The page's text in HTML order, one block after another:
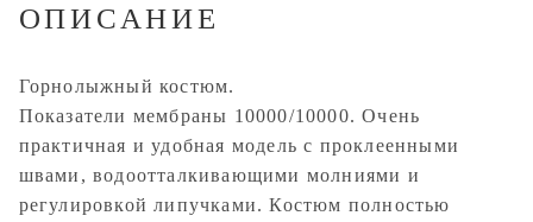
ОПИСАНИЕ
Горнолыжный костюм.
Показатели мембраны 10000/10000. Очень
практичная и удобная модель с проклеенными
швами, водоотталкивающими молниями и
регулировкой липучками. Костюм полностью